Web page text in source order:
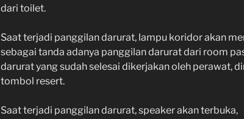
dari toilet.
Saat terjadi panggilan darurat, lampu koridor akan
sebagai tanda adanya panggilan darurat dari room
darurat yang sudah selesai dikerjakan oleh perawat,
tombol resert.
Saat terjadi panggilan darurat, speaker akan terbuka,